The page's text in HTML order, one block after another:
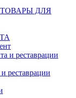
ТОВАРЫ ДЛЯ
реставрации